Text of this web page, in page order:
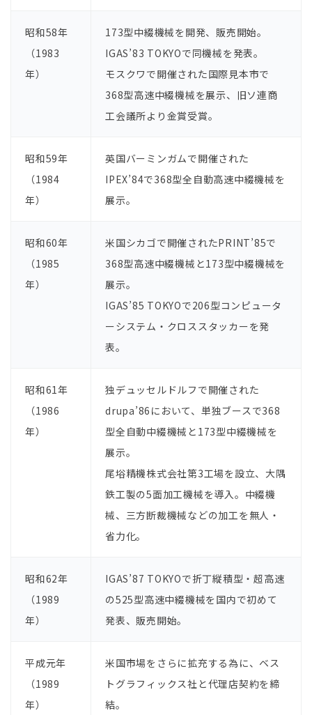
昭和58年
（1983
年）
173型中綴機械を開発、販売開始。
IGAS’83 TOKYOで同機械を発表。
モスクワで開催された国際⾒本市で
368型⾼速中綴機械を展⽰、旧ソ連商
⼯会議所より⾦賞受賞。
昭和59年
（1984
年）
英国バーミンガムで開催された
IPEX’84で368型全⾃動⾼速中綴機械を
展⽰。
昭和60年
（1985
年）
⽶国シカゴで開催されたPRINT’85で
368型⾼速中綴機械と173型中綴機械を
展⽰。
IGAS’85 TOKYOで206型コンピュータ
ーシステム・クロススタッカーを発
表。
昭和61年
（1986
年）
独デュッセルドルフで開催された
drupa’86において、単独ブースで368
型全⾃動中綴機械と173型中綴機械を
展⽰。
尾﨏精機株式会社第3⼯場を設⽴、⼤隅
鉄⼯製の5⾯加⼯機械を導⼊。中綴機
械、三⽅断裁機械などの加⼯を無⼈・
省⼒化。
昭和62年
（1989
年）
IGAS’87 TOKYOで折丁縦積型・超⾼速
の525型⾼速中綴機械を国内で初めて
発表、販売開始。
平成元年
（1989
年）
米国市場をさらに拡充する為に、ベス
トグラフィックス社と代理店契約を締
結。